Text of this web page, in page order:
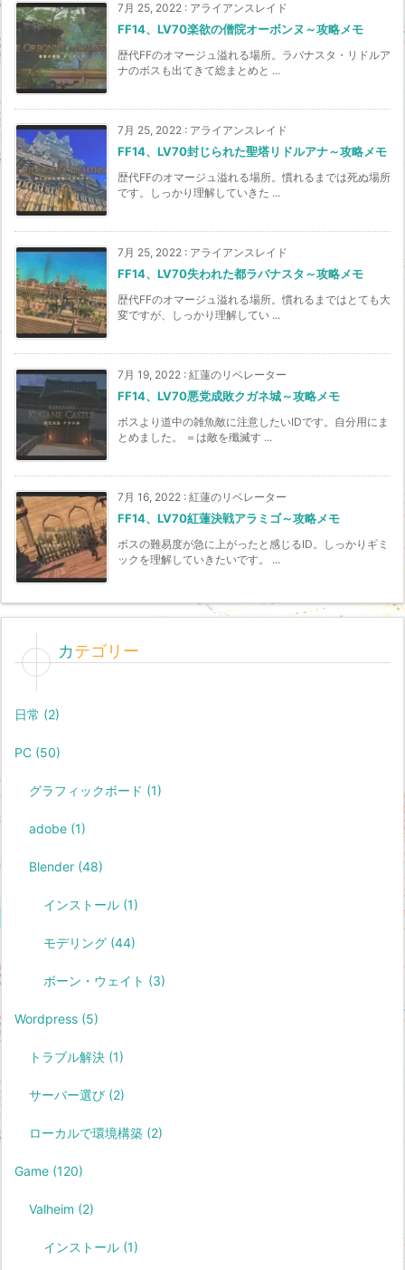
7月 25, 2022 : アライアンスレイド
FF14、LV70楽欲の僧院オーボンヌ～攻略メモ
歴代FFのオマージュ溢れる場所。ラバナスタ・リドルア
ナのボスも出てきて総まとめと ...
7月 25, 2022 : アライアンスレイド
FF14、LV70封じられた聖塔リドルアナ～攻略メモ
歴代FFのオマージュ溢れる場所。慣れるまでは死ぬ場所
です。しっかり理解していきた ...
7月 25, 2022 : アライアンスレイド
FF14、LV70失われた都ラバナスタ～攻略メモ
歴代FFのオマージュ溢れる場所。慣れるまではとても大
変ですが、しっかり理解してい ...
7月 19, 2022 : 紅蓮のリベレーター
FF14、LV70悪党成敗クガネ城～攻略メモ
ボスより道中の雑魚敵に注意したいIDです。自分用にま
とめました。 ＝は敵を殲滅す ...
7月 16, 2022 : 紅蓮のリベレーター
FF14、LV70紅蓮決戦アラミゴ～攻略メモ
ボスの難易度が急に上がったと感じるID。しっかりギミ
ックを理解していきたいです。 ...
カテゴリー
日常 (2)
PC (50)
グラフィックボード (1)
adobe (1)
Blender (48)
インストール (1)
モデリング (44)
ボーン・ウェイト (3)
Wordpress (5)
トラブル解決 (1)
サーバー選び (2)
ローカルで環境構築 (2)
Game (120)
Valheim (2)
インストール (1)